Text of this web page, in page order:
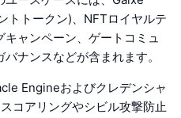
トトークン)、NFTロイヤルテ
ャンペーン、ゲートコミュ
ナンスなどが含まれます。
Engineおよびクレデンシャ
コアリングやシビル攻撃防止